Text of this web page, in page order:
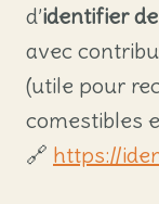
d’identifier
avec
(utile pour
comestibles
🔗 https://